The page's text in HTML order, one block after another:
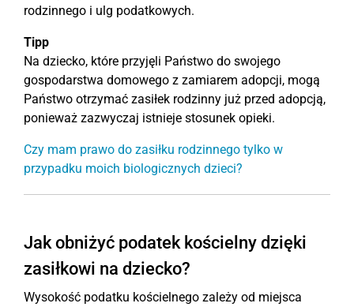
rodzinnego i ulg podatkowych.
Tipp
Na dziecko, które przyjęli Państwo do swojego
gospodarstwa domowego z zamiarem adopcji, mogą
Państwo otrzymać zasiłek rodzinny już przed adopcją,
ponieważ zazwyczaj istnieje stosunek opieki.
Czy mam prawo do zasiłku rodzinnego tylko w
przypadku moich biologicznych dzieci?
Jak obniżyć podatek kościelny dzięki
zasiłkowi na dziecko?
Wysokość podatku kościelnego zależy od miejsca